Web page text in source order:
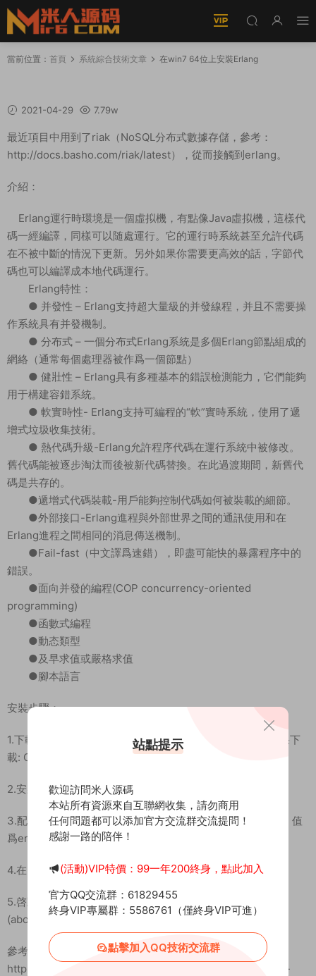
當前位置： 首頁 系統綜合技術文章 在win7 64位上安裝Erlang
2021-04-29 7.79w
最近項目中用到了riak（NoSQL分布式數據存儲，參考：
http://docs.basho.com/riak/latest），從而接觸到erlang。
介紹：
Erlang運行時環境是一個虛拟機，有點像Java虛拟機，這樣代
碼一經編譯，同樣可以随處運行。它的運行時系統甚至允許代碼
在不被中斷的情況下更新。另外如果你需要更高效的話，字節代
碼也可以編譯成本地代碼運行。
Erlang特性：
● 并發性 – Erlang支持超大量級的并發線程，并且不需要操
作系統具有并發機制。
● 分布式 – 一個分布式Erlang系統是多個Erlang節點組成的
網絡（通常每個處理器被作爲一個節點）
● 健壯性 – Erlang具有多種基本的錯誤檢測能力，它們能夠
用于構建容錯系統。
● 軟實時性- Erlang支持可編程的“軟”實時系統，使用了遞
增式垃圾收集技術。
● 熱代碼升級-Erlang允許程序代碼在運行系統中被修改。
舊代碼能被逐步淘汰而後被新代碼替換。在此過渡期間，新舊代
碼是共存的。
●遞增式代碼裝載-用戶能夠控制代碼如何被裝載的細節。
●外部接口-Erlang進程與外部世界之間的通訊使用和在
Erlang進程之間相同的消息傳送機制。
●Fail-fast（中文譯爲速錯），即盡可能快的暴露程序中的
錯誤。
●面向并發的編程(COP concurrency-oriented
programming)
●函數式編程
●動态類型
●及早求值或嚴格求值
●腳本語言
安裝步驟：
1.下載erlang http://www.erlang.org/download.html（如果下
載: OTP 17.1 Windows 64-bit Binary File (91.8 MB)）。
2.安裝下載的exe文件，注意安裝的目錄中不要存在空格。
3.配置環境變量。在系統變量中建立變量名爲“ERL_HOME”，值
爲erlang的安裝目錄。
4.在PATH變量中添加“%ERL_HOME%\bin”。
5.啓動運行，在控制台輸入“erl”，如果出現類似“Eshell V6.1
(abort with ^G)”字樣，說明安裝成功。
參考：
http://www.ibm.com/developerworks/cn/opensource/os-
站點提示
歡迎訪問米人源碼
本站所有資源來自互聯網收集，請勿商用
任何問題都可以添加官方交流群交流提問！
感謝一路的陪伴！
(活動)VIP特價：99一年200終身，點此加入
官方QQ交流群：61829455
終身VIP專屬群：5586761（僅終身VIP可進）
點擊加入QQ技術交流群